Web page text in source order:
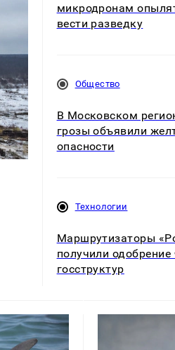
микродронам
вести разведку
Общество
В Московском
грозы объявили
опасности
Технологии
Маршрутизаторы
получили
госструктур